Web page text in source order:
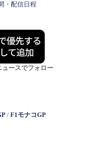
・配信日程
ースでフォロー
/ F1モナコGP